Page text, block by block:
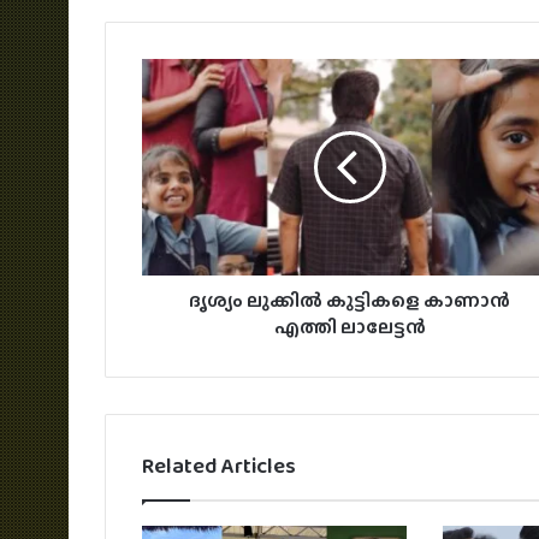
ദൃശ്യം ലുക്കിൽ കുട്ടികളെ കാണാൻ
എത്തി ലാലേട്ടൻ
Related Articles